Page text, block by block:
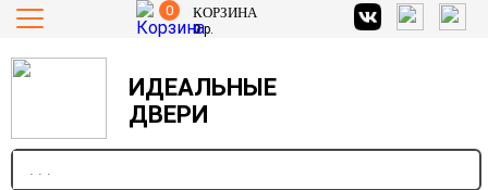
0 КОРЗИНА
0р.
ИДЕАЛЬНЫЕ
ДВЕРИ